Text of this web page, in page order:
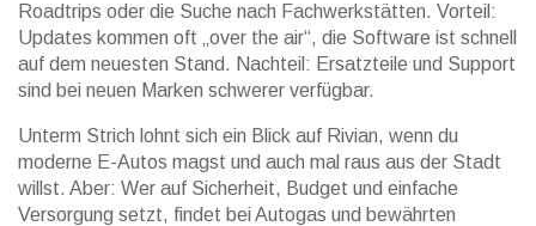
Roadtrips oder die Suche nach Fachwerkstätten. Vorteil:
Updates kommen oft „over the air“, die Software ist schnell
auf dem neuesten Stand. Nachteil: Ersatzteile und Support
sind bei neuen Marken schwerer verfügbar.
Unterm Strich lohnt sich ein Blick auf Rivian, wenn du
moderne E-Autos magst und auch mal raus aus der Stadt
willst. Aber: Wer auf Sicherheit, Budget und einfache
Versorgung setzt, findet bei Autogas und bewährten